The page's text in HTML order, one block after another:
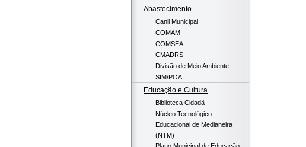
Abastecimento
Canil Municipal
COMAM
COMSEA
CMADRS
Divisão de Meio Ambiente
SIM/POA
Educação e Cultura
Biblioteca Cidadã
Núcleo Tecnológico
Educacional de Medianeira
(NTM)